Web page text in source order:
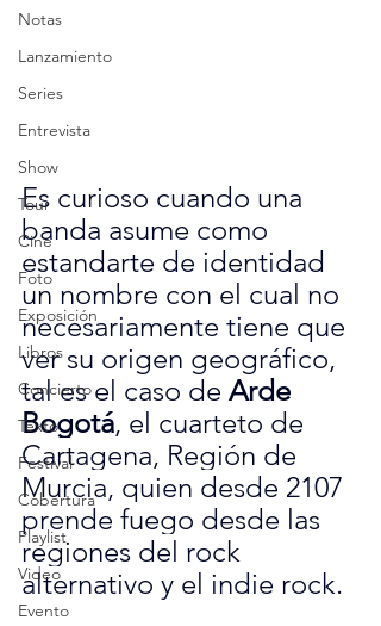
Notas
Lanzamiento
Series
Entrevista
Show
Tour
Cine
Foto
Exposición
Libros
Concierto
Texto
Festival
Cobertura
Playlist
Video
Evento
Es curioso cuando una
banda asume como
estandarte de identidad
un nombre con el cual no
necesariamente tiene que
ver su origen geográfico,
tal es el caso de Arde
Bogotá, el cuarteto de
Cartagena, Región de
Murcia, quien desde 2107
prende fuego desde las
regiones del rock
alternativo y el indie rock.